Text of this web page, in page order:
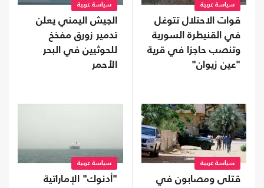
سياسة عربية
قوات الاحتلال تتوغل
في القنيطرة السورية
وتنصب حاجزا في قرية
"عين زيوان"
سياسة عربية
الجيش اليمني يعلن
تدمير زورق مفخخ
للحوثيين في البحر
الأحمر
سياسة عربية
قتلى ومصابون في
سياسة عربية
"أدنوك" الإماراتية